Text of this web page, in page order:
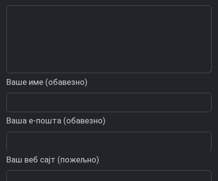
Ваше име (обавезно)
Ваша е-пошта (обавезно)
Ваш веб сајт (пожељно)